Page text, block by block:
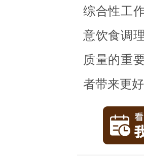
综合性工
意饮食调
质量的重
者带来更